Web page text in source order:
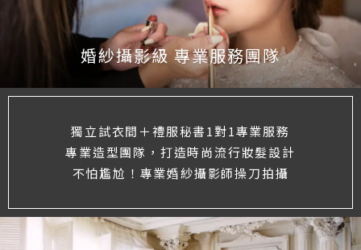
婚紗攝影級 專業服務團隊
獨立試衣間＋禮服秘書1對1專業服務
專業造型團隊，打造時尚流行妝髮設計
不怕尷尬！專業婚紗攝影師操刀拍攝